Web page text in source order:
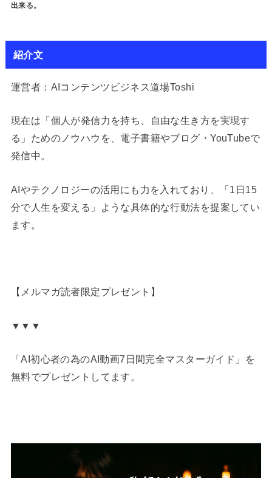
出来る。
紹介文
運営者：AIコンテンツビジネス道場Toshi
現在は「個人が発信力を持ち、自由な生き方を実現す
る」ためのノウハウを、電子書籍やブログ・YouTubeで
発信中。
AIやテクノロジーの活用にも力を入れており、「1日15
分で人生を変える」ような具体的な行動法を提案してい
ます。
【メルマガ読者限定プレゼント】
▼▼▼
「AI初心者の為のAI動画7日間完全マスターガイド」を
無料でプレゼントしてます。